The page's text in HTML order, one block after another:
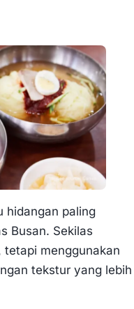
hidangan paling
Busan. Sekilas
menggunakan
tekstur yang lebih